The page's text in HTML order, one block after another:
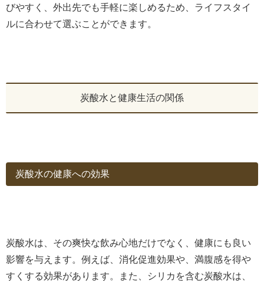
びやすく、外出先でも手軽に楽しめるため、ライフスタイ
ルに合わせて選ぶことができます。
炭酸水と健康生活の関係
炭酸水の健康への効果
炭酸水は、その爽快な飲み心地だけでなく、健康にも良い
影響を与えます。例えば、消化促進効果や、満腹感を得や
すくする効果があります。また、シリカを含む炭酸水は、